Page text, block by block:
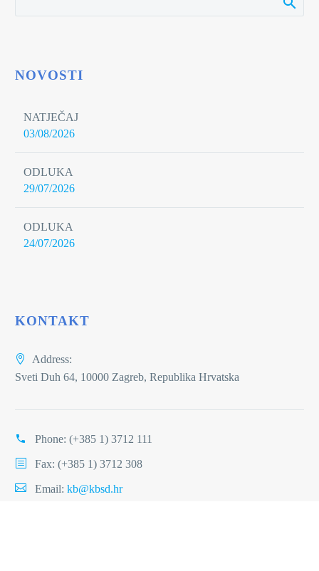
NOVOSTI
NATJEČAJ
03/08/2026
ODLUKA
29/07/2026
ODLUKA
24/07/2026
KONTAKT
Address:
Sveti Duh 64, 10000 Zagreb, Republika Hrvatska
Phone: (+385 1) 3712 111
Fax: (+385 1) 3712 308
Email: kb@kbsd.hr